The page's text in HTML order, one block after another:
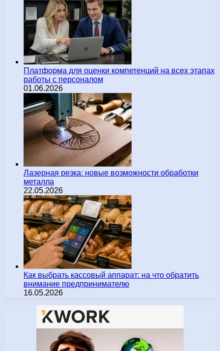
Платформа для оценки компетенций на всех этапах
работы с персоналом
01.06.2026
Лазерная резка: новые возможности обработки
металла
22.05.2026
Как выбрать кассовый аппарат: на что обратить
внимание предпринимателю
16.05.2026